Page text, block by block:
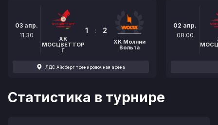
03 апр.
11:30
ХК
МОСЦВЕТТОР
Г
1 : 2
ХК Молнии
Вольта
ЛДС Айсберг тренировочная арена
02 апр.
08:00
Статистика в турнире